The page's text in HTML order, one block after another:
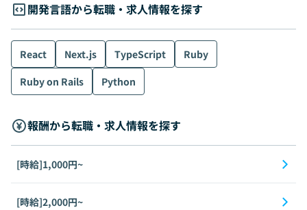
開発言語から転職・求人情報を探す
React Next.js TypeScript
Ruby
Ruby on Rails
Python
報酬から転職・求人情報を探す
[時給]1,000円~
[時給]2,000円~